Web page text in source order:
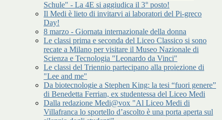
Schule" - La 4E si aggiudica il 3° posto!
Il Medi è lieto di invitarvi ai laboratori del Pi-greco
Day!
8 marzo - Giornata internazionale della donna
Le classi prima e seconda del Liceo Classico si sono
recate a Milano per visitare il Museo Nazionale di
Scienza e Tecnologia "Leonardo da Vinci"
Le classi del Triennio partecipano alla proiezione di
"Lee and me"
Da biotecnologie a Stephen King: la tesi “fuori genere”
di Benedetta Ferrian, ex studentessa del Liceo Medi
Dalla redazione Medi@vox "Al Liceo Medi di
Villafranca lo sportello d’ascolto è una porta aperta sul